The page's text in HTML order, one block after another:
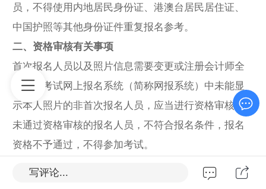
员，不得使用内地居民身份证、港澳台居民居住证、
中国护照等其他身份证件重复报名参考。
二、资格审核有关事项
首次报名人员以及照片信息需要变更或注册会计师全
国统一考试网上报名系统（简称网报系统）中未能显
示本人照片的非首次报名人员，应当进行资格审核。
未通过资格审核的报名人员，不符合报名条件，报名
资格不予通过，不得参加考试。
首次报名人员（不含应届毕业生），应在线提交本人
写评论...